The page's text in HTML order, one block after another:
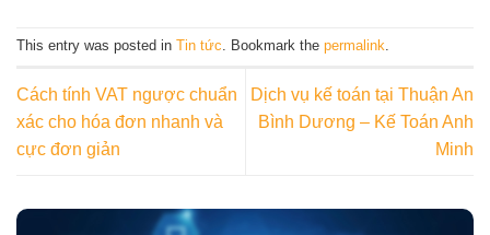
This entry was posted in Tin tức. Bookmark the permalink.
Cách tính VAT ngược chuẩn
xác cho hóa đơn nhanh và
cực đơn giản
Dịch vụ kế toán tại Thuận An
Bình Dương – Kế Toán Anh
Minh